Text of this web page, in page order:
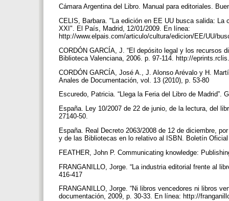
Cámara Argentina del Libro. Manual para editoriales.
CELIS, Barbara. "La edición en EE UU busca salida:
XXI". El País, Madrid, 12/01/2009. En línea:
http://www.elpais.com/articulo/cultura/edicion/EE/UU/
CORDÓN GARCÍA, J. “El depósito legal y los recursos
Biblioteca Valenciana, 2006. p. 97-114. http://
CORDÓN GARCÍA, José A., J. Alonso Arévalo y H.
Anales de Documentación, vol. 13 (2010), p. 53-80
Escuredo, Patricia. “Llega la Feria del Libro de
España. Ley 10/2007 de 22 de junio, de la lectura, del
27140-50.
España. Real Decreto 2063/2008 de 12 de diciembre,
y de las Bibliotecas en lo relativo al ISBN. Boletín
FEATHER, John P. Communicating knowledge:
FRANGANILLO, Jorge. “La industria editorial frente al
416-417
FRANGANILLO, Jorge. “Ni libros vencedores ni libros
documentación, 2009, p. 30-33. En línea: http://